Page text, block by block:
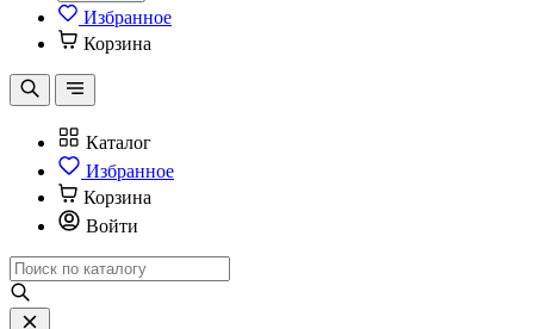
Избранное
Корзина
Каталог
Избранное
Корзина
Войти